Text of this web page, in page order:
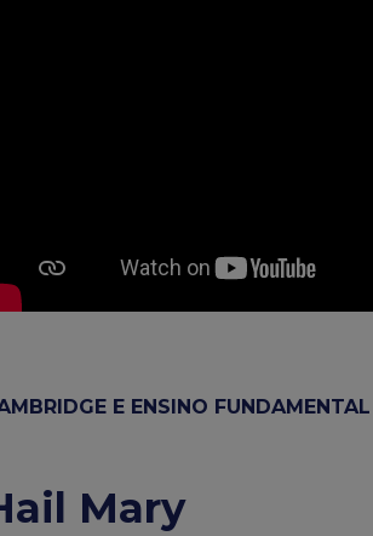
E ENSINO FUNDAMENTAL I
Mary